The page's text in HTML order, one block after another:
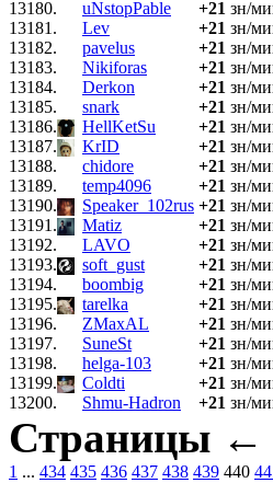
13180.
uNstopPable +21 зн/
13181.
Lev +21 зн/
13182.
pavelus +21 зн/
13183.
Nikiforas +21 зн/
13184.
Derkon +21 зн/
13185.
snark +21 зн/
13186.
HellKetSu +21 зн/
13187.
KrID +21 зн/
13188.
chidore +21 зн/
13189.
temp4096 +21 зн/
13190.
Speaker_102rus +21 зн/
13191.
Matiz +21 зн/
13192.
LAVO +21 зн/
13193.
soft_gust +21 зн/
13194.
boombig +21 зн/
13195.
tarelka +21 зн/
13196.
ZMaxAL +21 зн/
13197.
SuneSt +21 зн/
13198.
helga-103 +21 зн/
13199.
Coldti +21 зн/
13200.
Shmu-Hadron +21 зн/
Страницы ←
1 ... 434 435 436 437 438 439 440